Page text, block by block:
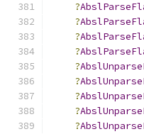
?
?
?
?
?
?
?
?
?